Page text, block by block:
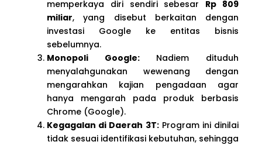
memperkaya diri sendiri sebesar Rp 809
miliar, yang disebut berkaitan dengan
investasi Google ke entitas bisnis
sebelumnya.
Monopoli Google:Nadiem dituduh
menyalahgunakan wewenang dengan
mengarahkan kajian pengadaan agar
hanya mengarah pada produk berbasis
Chrome (Google).
Kegagalan di Daerah 3T:Program ini dinilai
tidak sesuai identifikasi kebutuhan, sehingga